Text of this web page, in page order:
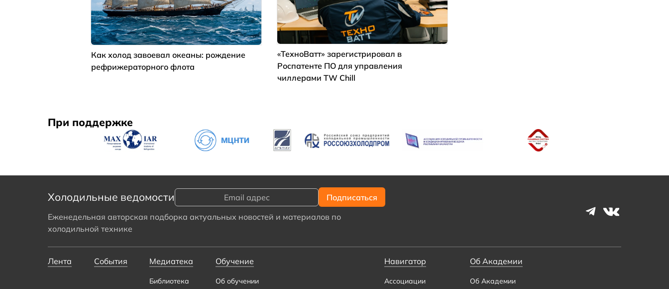
Как холод завоевал океаны: рождение
рефрижераторного флота
«ТехноВатт» зарегистрировал в
Роспатенте ПО для управления
чиллерами TW Chill
При поддержке
Холодильные ведомости
Еженедельная авторская подборка актуальных новостей и материалов по
холодильной технике
Лента События Медиатека
Библиотека
Обучение
Об обучении
Навигатор
Ассоциации
Об Академии
Об Академии